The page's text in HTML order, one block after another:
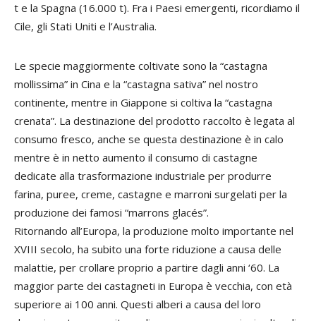
t e la Spagna (16.000 t). Fra i Paesi emergenti, ricordiamo il
Cile, gli Stati Uniti e l’Australia.
Le specie maggiormente coltivate sono la “castagna
mollissima” in Cina e la “castagna sativa” nel nostro
continente, mentre in Giappone si coltiva la “castagna
crenata”. La destinazione del prodotto raccolto è legata al
consumo fresco, anche se questa destinazione è in calo
mentre è in netto aumento il consumo di castagne
dedicate alla trasformazione industriale per produrre
farina, puree, creme, castagne e marroni surgelati per la
produzione dei famosi “marrons glacés”.
Ritornando all’Europa, la produzione molto importante nel
XVIII secolo, ha subito una forte riduzione a causa delle
malattie, per crollare proprio a partire dagli anni ‘60. La
maggior parte dei castagneti in Europa è vecchia, con età
superiore ai 100 anni. Questi alberi a causa del loro